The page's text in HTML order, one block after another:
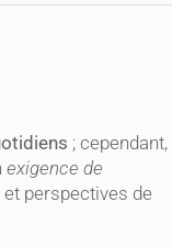
; cependant,
exigence de
et perspectives de